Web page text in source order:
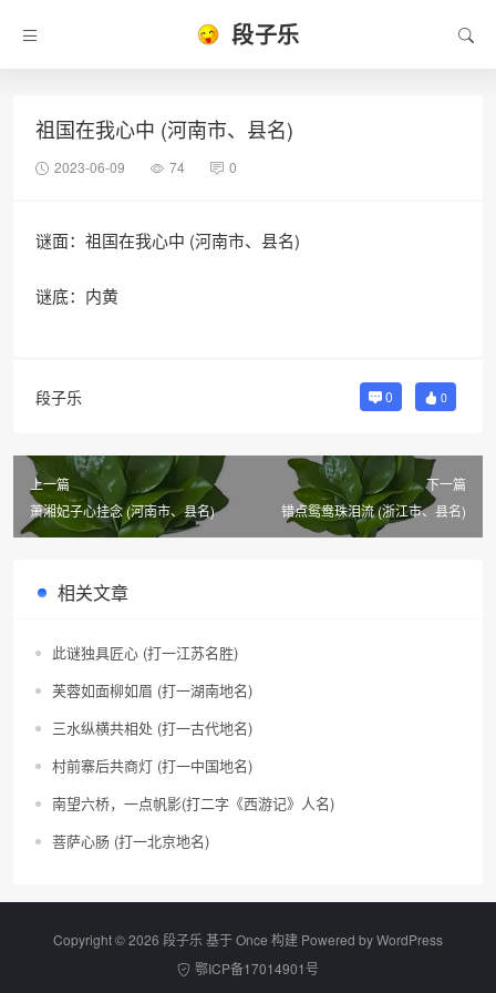
段子乐
祖国在我心中 (河南市、县名)
2023-06-09 74 0
谜面：祖国在我心中 (河南市、县名)
谜底：内黄
段子乐 0 0
上一篇
萧湘妃子心挂念 (河南市、县名)
下一篇
错点鸳鸯珠泪流 (浙江市、县名)
相关文章
此谜独具匠心 (打一江苏名胜)
芙蓉如面柳如眉 (打一湖南地名)
三水纵横共相处 (打一古代地名)
村前寨后共商灯 (打一中国地名)
南望六桥，一点帆影(打二字《西游记》人名)
菩萨心肠 (打一北京地名)
Copyright © 2026 段子乐 基于 Once 构建 Powered byWordPress
鄂ICP备17014901号